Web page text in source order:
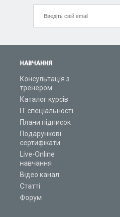
НАВЧАННЯ
Консультація з
тренером
Каталог курсів
ІТ спеціальності
Плани підписок
Подарункові
сертифікати
Live-Online
навчання
Відео канал
Статті
Форум